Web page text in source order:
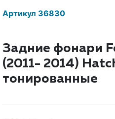
Артикул 36830
Задние фонари
(2011- 2014)
тонированные